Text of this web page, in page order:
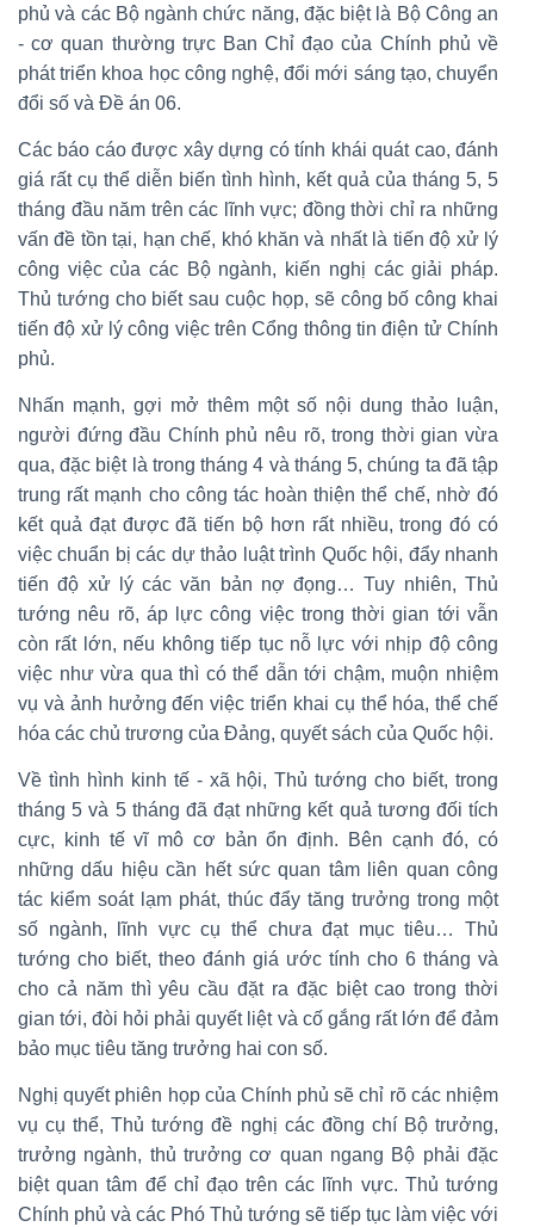
phủ và các Bộ ngành chức năng, đặc biệt là Bộ Công an
- cơ quan thường trực Ban Chỉ đạo của Chính phủ về
phát triển khoa học công nghệ, đổi mới sáng tạo, chuyển
đổi số và Đề án 06.
Các báo cáo được xây dựng có tính khái quát cao, đánh
giá rất cụ thể diễn biến tình hình, kết quả của tháng 5, 5
tháng đầu năm trên các lĩnh vực; đồng thời chỉ ra những
vấn đề tồn tại, hạn chế, khó khăn và nhất là tiến độ xử lý
công việc của các Bộ ngành, kiến nghị các giải pháp.
Thủ tướng cho biết sau cuộc họp, sẽ công bố công khai
tiến độ xử lý công việc trên Cổng thông tin điện tử Chính
phủ.
Nhấn mạnh, gợi mở thêm một số nội dung thảo luận,
người đứng đầu Chính phủ nêu rõ, trong thời gian vừa
qua, đặc biệt là trong tháng 4 và tháng 5, chúng ta đã tập
trung rất mạnh cho công tác hoàn thiện thể chế, nhờ đó
kết quả đạt được đã tiến bộ hơn rất nhiều, trong đó có
việc chuẩn bị các dự thảo luật trình Quốc hội, đẩy nhanh
tiến độ xử lý các văn bản nợ đọng… Tuy nhiên, Thủ
tướng nêu rõ, áp lực công việc trong thời gian tới vẫn
còn rất lớn, nếu không tiếp tục nỗ lực với nhịp độ công
việc như vừa qua thì có thể dẫn tới chậm, muộn nhiệm
vụ và ảnh hưởng đến việc triển khai cụ thể hóa, thể chế
hóa các chủ trương của Đảng, quyết sách của Quốc hội.
Về tình hình kinh tế - xã hội, Thủ tướng cho biết, trong
tháng 5 và 5 tháng đã đạt những kết quả tương đối tích
cực, kinh tế vĩ mô cơ bản ổn định. Bên cạnh đó, có
những dấu hiệu cần hết sức quan tâm liên quan công
tác kiểm soát lạm phát, thúc đẩy tăng trưởng trong một
số ngành, lĩnh vực cụ thể chưa đạt mục tiêu… Thủ
tướng cho biết, theo đánh giá ước tính cho 6 tháng và
cho cả năm thì yêu cầu đặt ra đặc biệt cao trong thời
gian tới, đòi hỏi phải quyết liệt và cố gắng rất lớn để đảm
bảo mục tiêu tăng trưởng hai con số.
Nghị quyết phiên họp của Chính phủ sẽ chỉ rõ các nhiệm
vụ cụ thể, Thủ tướng đề nghị các đồng chí Bộ trưởng,
trưởng ngành, thủ trưởng cơ quan ngang Bộ phải đặc
biệt quan tâm để chỉ đạo trên các lĩnh vực. Thủ tướng
Chính phủ và các Phó Thủ tướng sẽ tiếp tục làm việc với